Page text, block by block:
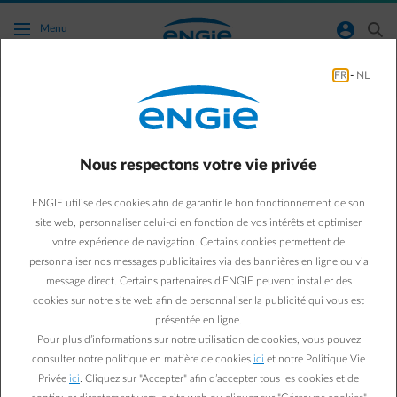
Accéder au contenu principal
Menu normal-account-circle search
Agir pour la planète
Ô CO2, quels sont tes «
secrets » bien gardés ?
Le CO2 est sur le devant de la scène. Et pour cause, les
défis climatiques exigent de réduire nos émissions de gaz à
effet de serre et de tendre vers la neutralité carbone. Mais
FR - NL
Nous respectons votre vie privée
ENGIE utilise des cookies afin de garantir le bon fonctionnement de son
site web, personnaliser celui-ci en fonction de vos intérêts et optimiser
votre expérience de navigation. Certains cookies permettent de
personnaliser nos messages publicitaires via des bannières en ligne ou via
message direct. Certains partenaires d’ENGIE peuvent installer des
cookies sur notre site web afin de personnaliser la publicité qui vous est
présentée en ligne.
Pour plus d’informations sur notre utilisation de cookies, vous pouvez
consulter notre politique en matière de cookies ici et notre Politique Vie
Privée ici . Cliquez sur "Accepter" afin d’accepter tous les cookies et de